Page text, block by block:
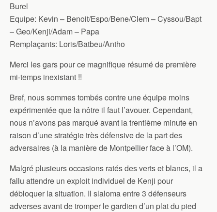
Burel
Equipe: Kevin – Benoit/Espo/Bene/Clem – Cyssou/Bapt
– Geo/Kenji/Adam – Papa
Remplaçants: Loris/Batbeu/Antho
Merci les gars pour ce magnifique résumé de première
mi-temps inexistant !!
Bref, nous sommes tombés contre une équipe moins
expérimentée que la nôtre il faut l’avouer. Cependant,
nous n’avons pas marqué avant la trentième minute en
raison d’une stratégie très défensive de la part des
adversaires (à la manière de Montpellier face à l’OM).
Malgré plusieurs occasions ratés des verts et blancs, il a
fallu attendre un exploit individuel de Kenji pour
débloquer la situation. Il slaloma entre 3 défenseurs
adverses avant de tromper le gardien d’un plat du pied